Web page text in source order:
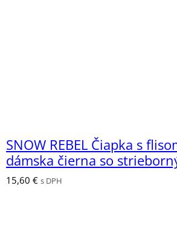
SNOW REBEL Čiapka s
dámska čierna so
15,60 € s DPH